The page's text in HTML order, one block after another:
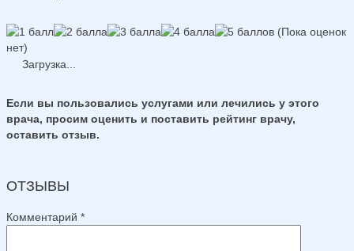
(Пока оценок
нет)
Загрузка...
Если вы пользовались услугами или лечились у этого
врача, просим оценить и поставить рейтинг врачу,
оставить отзыв.
ОТЗЫВЫ
Комментарий *